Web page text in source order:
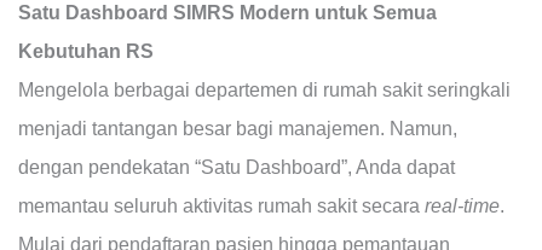
Satu Dashboard SIMRS Modern untuk Semua
Kebutuhan RS
Mengelola berbagai departemen di rumah sakit seringkali
menjadi tantangan besar bagi manajemen. Namun,
dengan pendekatan “Satu Dashboard”, Anda dapat
memantau seluruh aktivitas rumah sakit secara real-time.
Mulai dari pendaftaran pasien hingga pemantauan